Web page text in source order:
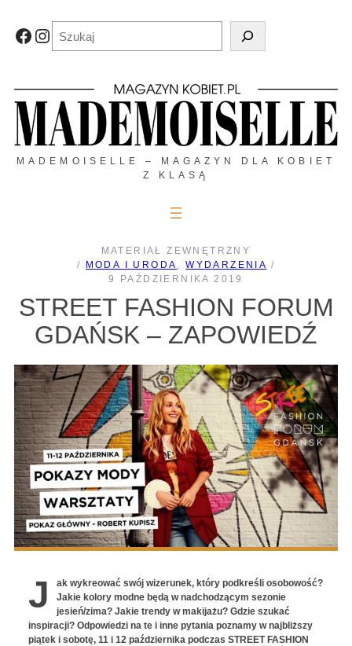
treściFacebook
Instagram
MADEMOISELLE – MAGAZYN DLA KOBIET
Z KLASĄ
MATERIAŁ ZEWNĘTRZNY
/
MODA I URODA , WYDARZENIA /
9 PAŹDZIERNIKA 2019
STREET FASHION FORUM
GDAŃSK – ZAPOWIEDŹ
J
ak wykreować swój wizerunek, który podkreśli osobowość?
Jakie kolory modne będą w nadchodzącym sezonie
jesień/zima? Jakie trendy w makijażu? Gdzie szukać
inspiracji? Odpowiedzi na te i inne pytania poznamy w najbliższy
piątek i sobotę, 11 i 12 października podczas STREET FASHION